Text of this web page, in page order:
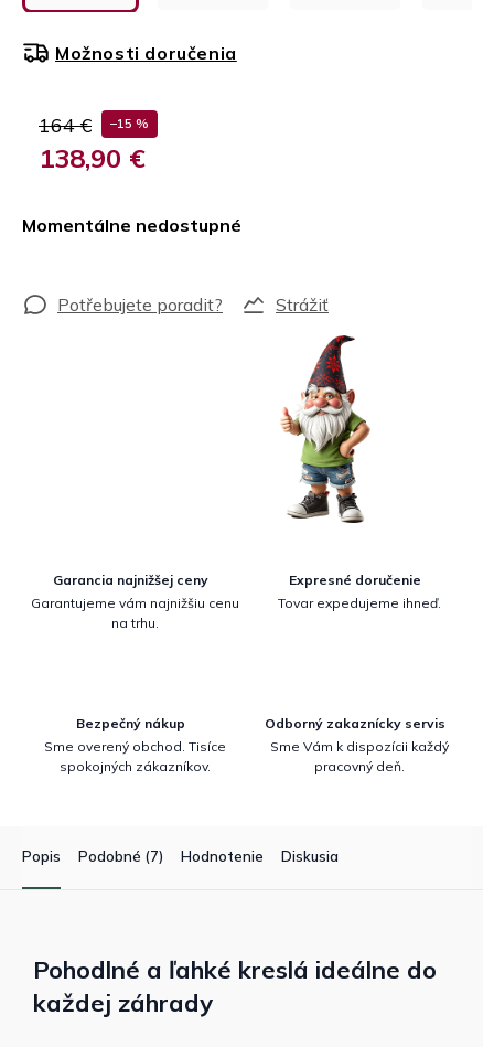
164 € –15 %
138,90 €
Momentálne nedostupné
Možnosti doručenia
Strážiť
Garancia najnižšej ceny
Garantujeme vám najnižšiu cenu
na trhu.
Expresné doručenie
Tovar expedujeme ihneď.
Bezpečný nákup
Sme overený obchod. Tisíce
spokojných zákazníkov.
Odborný zakaznícky servis
Sme Vám k dispozícii každý
pracovný deň.
Popis Podobné (7) Hodnotenie Diskusia
Pohodlné a ľahké kreslá ideálne do
každej záhrady